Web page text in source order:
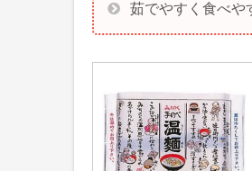
茹でやすく食べや